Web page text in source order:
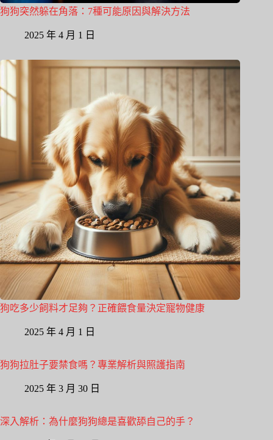
狗狗突然躲在角落：7種可能原因與解決方法
2025 年 4 月 1 日
狗吃多少飼料才足夠？正確餵食量決定寵物健康
2025 年 4 月 1 日
狗狗拉肚子要禁食嗎？專業解析與照護指南
2025 年 3 月 30 日
深入解析：為什麼狗狗總是喜歡舔自己的手？